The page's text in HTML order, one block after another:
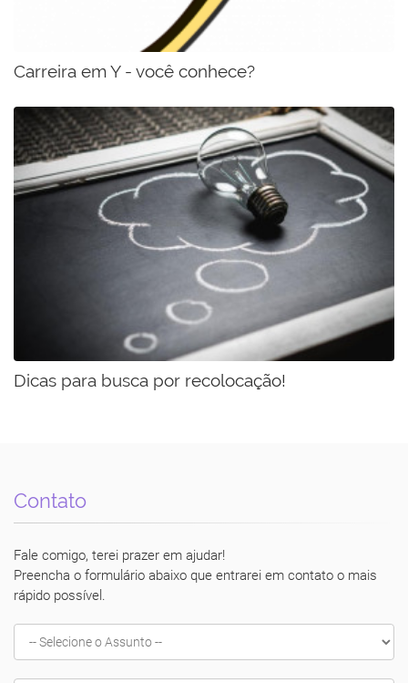
Carreira em Y - você conhece?
Dicas para busca por recolocação!
Contato
Fale comigo, terei prazer em ajudar!
Preencha o formulário abaixo que entrarei em contato o mais
rápido possível.